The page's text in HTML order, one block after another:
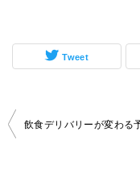
Tweet
投